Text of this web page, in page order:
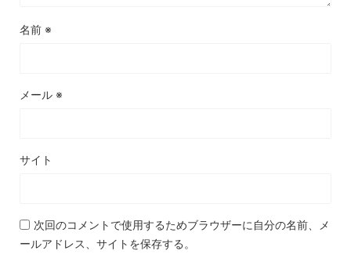
名前 ※
メール ※
サイト
次回のコメントで使用するためブラウザーに自分の名前、メ
ールアドレス、サイトを保存する。